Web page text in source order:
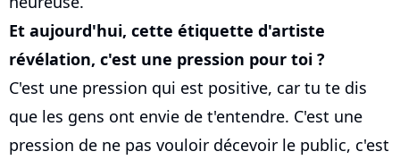
Et aujourd'hui, cette étiquette d'artiste
révélation, c'est une pression pour toi ?
C'est une pression qui est positive, car tu te dis
que les gens ont envie de t'entendre. C'est une
pression de ne pas vouloir décevoir le public, c'est